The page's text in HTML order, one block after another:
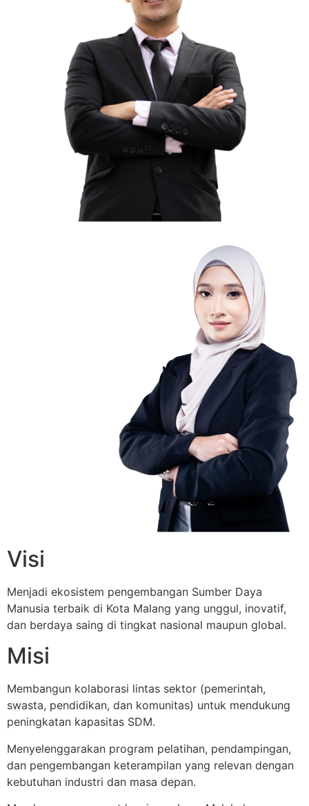
Visi
Menjadi ekosistem pengembangan Sumber Daya
Manusia terbaik di Kota Malang yang unggul, inovatif,
dan berdaya saing di tingkat nasional maupun global.
Misi
Membangun kolaborasi lintas sektor (pemerintah,
swasta, pendidikan, dan komunitas) untuk mendukung
peningkatan kapasitas SDM.
Menyelenggarakan program pelatihan, pendampingan,
dan pengembangan keterampilan yang relevan dengan
kebutuhan industri dan masa depan.